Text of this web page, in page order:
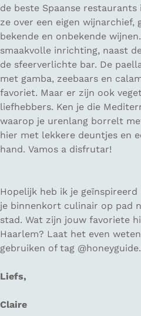
de beste Spaanse
ze over een eigen wijnarchief,
bekende en onbekende
smaakvolle inrichting, naast
de sfeerverlichte bar. De
met gamba, zeebaars en
favoriet. Maar er zijn ook
liefhebbers. Ken je die
waarop je urenlang borrelt
hier met lekkere deuntjes en
hand. Vamos a disfrutar!
Hopelijk heb ik je
je binnenkort culinair op pad
stad. Wat zijn jouw favoriete
Haarlem? Laat het even
gebruiken of tag
Liefs,
Claire